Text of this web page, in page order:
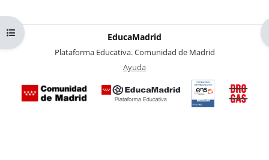
Abrir índice del curso EducaMadrid
Plataforma Educativa. Comunidad de Madrid
Ayuda
Certificación
de
conformidad
con el del